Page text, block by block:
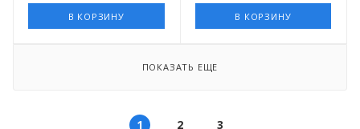
В КОРЗИНУ В КОРЗИНУ
ПОКАЗАТЬ ЕЩЕ
1 2 3